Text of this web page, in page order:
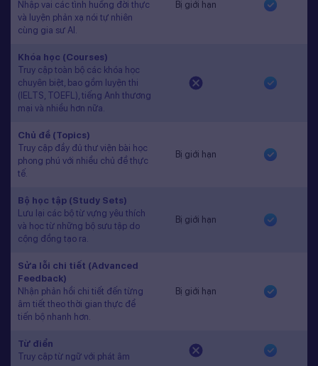
Nhập vai các tình huống đời thực
và luyện phản xạ nói tự nhiên
cùng gia sư AI.
Bị giới hạn
Khóa học (Courses)
Truy cập toàn bộ các khóa học
chuyên biệt, bao gồm luyện thi
(IELTS, TOEFL), tiếng Anh thương
mại và nhiều hơn nữa.
Chủ đề (Topics)
Truy cập đầy đủ thư viện bài học
phong phú với nhiều chủ đề thực
tế.
Bị giới hạn
Bộ học tập (Study Sets)
Lưu lại các bộ từ vựng yêu thích
và học từ những bộ sưu tập do
cộng đồng tạo ra.
Bị giới hạn
Sửa lỗi chi tiết (Advanced
Feedback)
Nhận phản hồi chi tiết đến từng
âm tiết theo thời gian thực để
tiến bộ nhanh hơn.
Bị giới hạn
Từ điển
Truy cập từ ngữ với phát âm